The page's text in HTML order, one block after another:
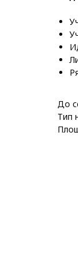
До
Тип